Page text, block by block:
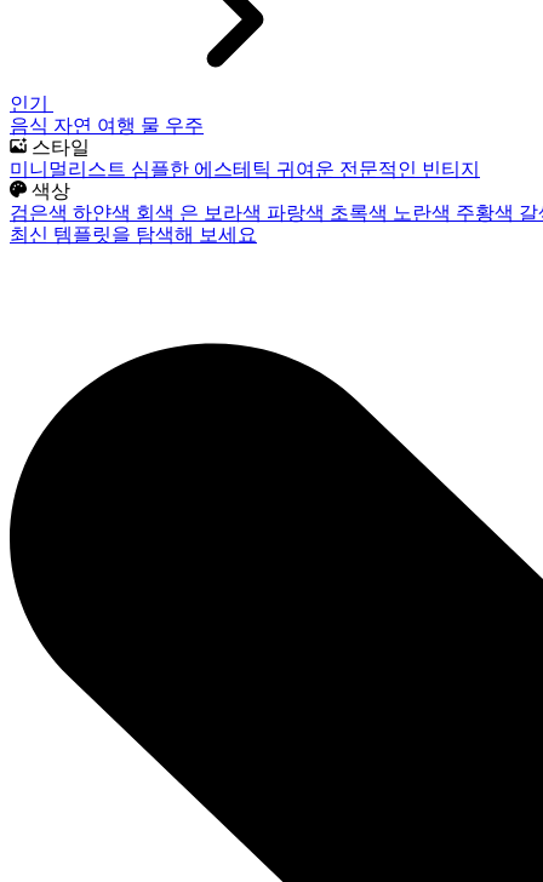
인기
음식 자연 여행 물 우주
스타일
미니멀리스트 심플한 에스테틱 귀여운 전문적인 빈티지
색상
검은색 하얀색 회색 은 보라색 파랑색 초록색 노란색 주황색
최신 템플릿을 탐색해 보세요